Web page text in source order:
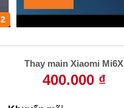
2
Thay main Xiaomi Mi6X
400.000 ₫